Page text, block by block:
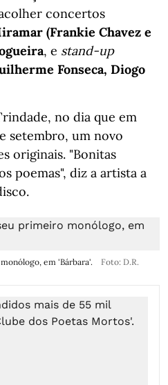
concertos
(Frankie Chavez e
, e stand-up
Fonseca, Diogo
no dia que em
setembro, um novo
originais. "Bonitas
poemas", diz a artista a
em 'Bárbara'. Foto: D.R.